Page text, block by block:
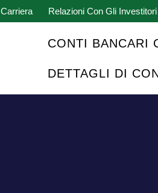
Carriera Relazioni Con Gli Investitori
CONTI BANCARI
DETTAGLI DI